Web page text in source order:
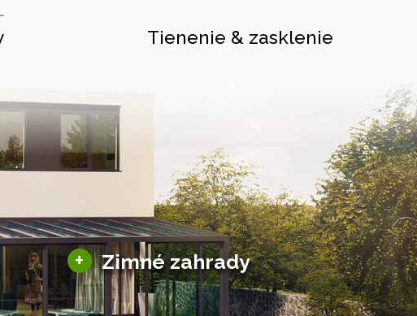
Tienenie & zasklenie
+ Zimné zahrady
Sezónne zimné záhrady
Hliníkové zimné záhrady
Posuvné zimné záhrady